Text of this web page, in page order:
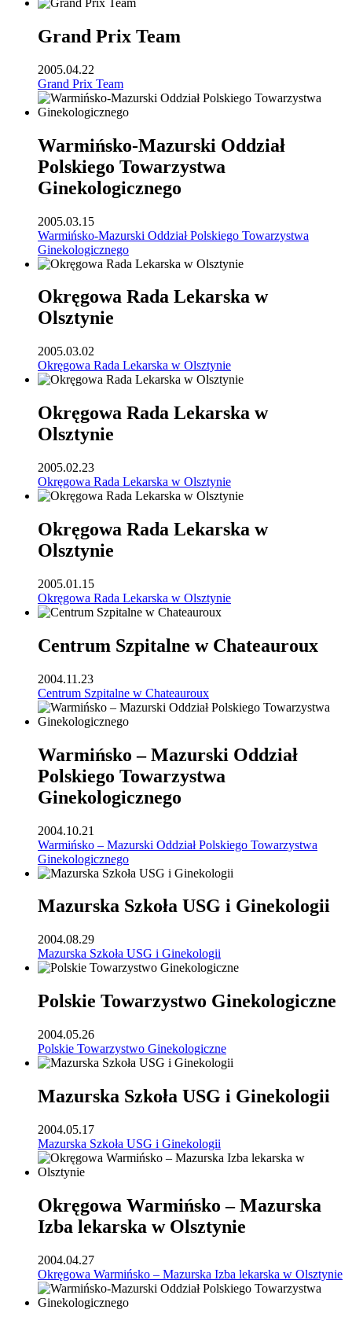
Grand Prix Team
2005.04.22
Grand Prix Team
Warmińsko-Mazurski Oddział
Polskiego Towarzystwa
Ginekologicznego
2005.03.15
Warmińsko-Mazurski Oddział Polskiego Towarzystwa
Ginekologicznego
Okręgowa Rada Lekarska w
Olsztynie
2005.03.02
Okręgowa Rada Lekarska w Olsztynie
Okręgowa Rada Lekarska w
Olsztynie
2005.02.23
Okręgowa Rada Lekarska w Olsztynie
Okręgowa Rada Lekarska w
Olsztynie
2005.01.15
Okręgowa Rada Lekarska w Olsztynie
Centrum Szpitalne w Chateauroux
2004.11.23
Centrum Szpitalne w Chateauroux
Warmińsko – Mazurski Oddział
Polskiego Towarzystwa
Ginekologicznego
2004.10.21
Warmińsko – Mazurski Oddział Polskiego Towarzystwa
Ginekologicznego
Mazurska Szkoła USG i Ginekologii
2004.08.29
Mazurska Szkoła USG i Ginekologii
Polskie Towarzystwo Ginekologiczne
2004.05.26
Polskie Towarzystwo Ginekologiczne
Mazurska Szkoła USG i Ginekologii
2004.05.17
Mazurska Szkoła USG i Ginekologii
Okręgowa Warmińsko – Mazurska
Izba lekarska w Olsztynie
2004.04.27
Okręgowa Warmińsko – Mazurska Izba lekarska w Olsztynie